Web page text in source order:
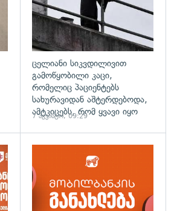
ცელიანი სიკვდილივით
გამოწყობილი კაცი,
რომელიც პაციენტებს
სახურავიდან აშტერდებოდა,
ამტკიცებს, რომ ყვავი იყო
7 აგვისტო, 09:29